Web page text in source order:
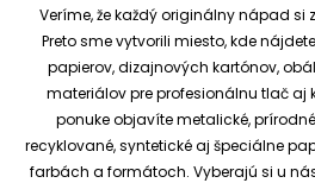
Veríme, že každý originálny nápad si
Preto sme vytvorili miesto, kde
papierov, dizajnových kartónov,
materiálov pre profesionálnu tlač aj
ponuke objavíte metalické,
recyklované, syntetické aj špeciálne
farbách a formátoch. Vyberajú si u